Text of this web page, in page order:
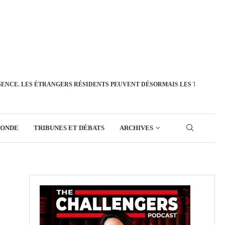
LES ÉTRANGERS RÉSIDENTS PEUVENT DÉSORMAIS LES
TRIBUNES ET DÉBATS ARCHIVES